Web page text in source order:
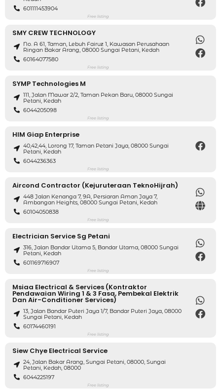
601111453904
Free listing
SMY CREW TECHNOLOGY
No. A 61, Taman, Lebuh Fairuz 1, Kawasan Perusahaan
Ringan Bakar Arang, 08000 Sungai Petani, Kedah
60164077580
Free listing
SYMP Technologies M
111, Jalan Mawar 2/2, Taman Pekan Baru, 08000 Sungai
Petani, Kedah
6044205098
Free listing
HIM Giap Enterprise
40,42,44, Lorong 17, Taman Petani Jaya, 08000 Sungai
Petani, Kedah
6044236363
Free listing
Aircond Contractor (Kejuruteraan TeknoHijrah)
448 Jalan Kenanga 7, 9A, Persiaran Aman Jaya 7,
Ambangan Heights, 08000 Sungai Petani, Kedah
60104050838
Free listing
Electrician Service Sg Petani
316, Jalan Bandar Utama 5, Bandar Utama, 08000 Sungai
Petani, Kedah
601169716907
Free listing
Msiaa Electrical & Services (Kontraktor
Pendawaian Wiring 1 & 3 Fasa, Pembekal Elektrik
Dan Air-Conditioner Services)
13, Jalan Bandar Puteri Jaya 1/7, Bandar Puteri Jaya, 08000
Sungai Petani, Kedah
60174460191
Free listing
Siew Chye Electrical Service
24, Jalan Bakar Arang, Sungai Petani, 08000, Sungai
Petani, Kedah, 08000
6044225197
Free listing